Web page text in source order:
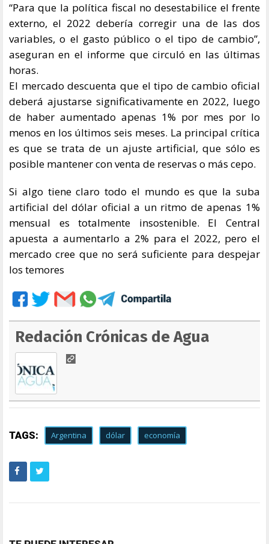
“Para que la política fiscal no desestabilice el frente
externo, el 2022 debería corregir una de las dos
variables, o el gasto público o el tipo de cambio”,
aseguran en el informe que circuló en las últimas
horas.
El mercado descuenta que el tipo de cambio oficial
deberá ajustarse significativamente en 2022, luego
de haber aumentado apenas 1% por mes por lo
menos en los últimos seis meses. La principal crítica
es que se trata de un ajuste artificial, que sólo es
posible mantener con venta de reservas o más cepo.
Si algo tiene claro todo el mundo es que la suba
artificial del dólar oficial a un ritmo de apenas 1%
mensual es totalmente insostenible. El Central
apuesta a aumentarlo a 2% para el 2022, pero el
mercado cree que no será suficiente para despejar
los temores
Redación Crónicas de Agua
TAGS: Argentina dólar economía